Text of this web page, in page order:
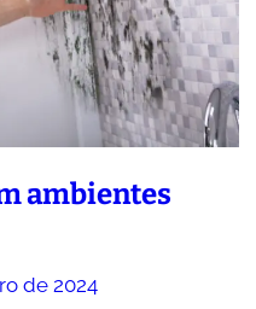
ambientes
de 2024